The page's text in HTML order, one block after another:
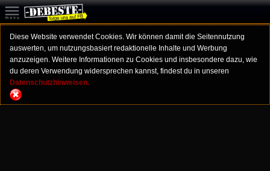
Diese Website verwendet Cookies. Wir können damit die Seitennutzung
auswerten, um nutzungsbasiert redaktionelle Inhalte und Werbung
anzuzeigen. Weitere Informationen zu Cookies und insbesondere dazu, wie
du deren Verwendung widersprechen kannst, findest du in unseren
Datenschutzhinweisen.